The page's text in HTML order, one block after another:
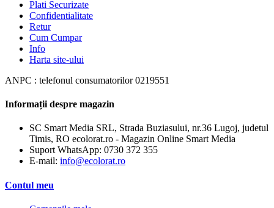
Plati Securizate
Confidentialitate
Retur
Cum Cumpar
Info
Harta site-ului
ANPC : telefonul consumatorilor 0219551
Informații despre magazin
SC Smart Media SRL, Strada Buziasului, nr.36 Lugoj, judetul
Timis, RO ecolorat.ro - Magazin Online Smart Media
Suport WhatsApp: 0730 372 355
E-mail: info@ecolorat.ro
Contul meu